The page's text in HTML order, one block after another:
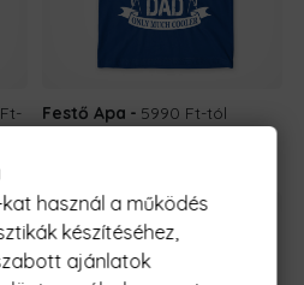
-
Festő Apa 5990 Ft-tól
használ a működés
készítéséhez,
ajánlatok